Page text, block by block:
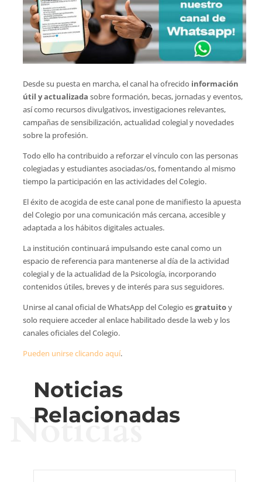
Desde su puesta en marcha, el canal ha ofrecido información
útil y actualizada sobre formación, becas, jornadas y eventos,
así como recursos divulgativos, investigaciones relevantes,
campañas de sensibilización, actualidad colegial y novedades
sobre la profesión.
Todo ello ha contribuido a reforzar el vínculo con las personas
colegiadas y estudiantes asociadas/os, fomentando al mismo
tiempo la participación en las actividades del Colegio.
El éxito de acogida de este canal pone de manifiesto la apuesta
del Colegio por una comunicación más cercana, accesible y
adaptada a los hábitos digitales actuales.
La institución continuará impulsando este canal como un
espacio de referencia para mantenerse al día de la actividad
colegial y de la actualidad de la Psicología, incorporando
contenidos útiles, breves y de interés para sus seguidores.
Unirse al canal oficial de WhatsApp del Colegio esgratuitoy
solo requiere acceder al enlace habilitado desde la web y los
canales oficiales del Colegio.
Pueden unirse clicando aquí.
Noticias
Relacionadas
Noticias